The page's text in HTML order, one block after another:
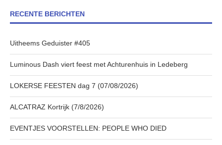
RECENTE BERICHTEN
Uitheems Geduister #405
Luminous Dash viert feest met Achturenhuis in Ledeberg
LOKERSE FEESTEN dag 7 (07/08/2026)
ALCATRAZ Kortrijk (7/8/2026)
EVENTJES VOORSTELLEN: PEOPLE WHO DIED